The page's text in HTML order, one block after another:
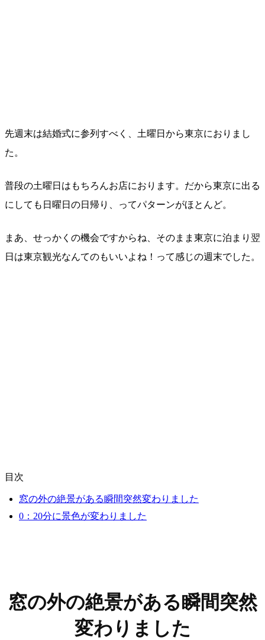
先週末は結婚式に参列すべく、土曜日から東京におりまし
た。
普段の土曜日はもちろんお店におります。だから東京に出る
にしても日曜日の日帰り、ってパターンがほとんど。
まあ、せっかくの機会ですからね、そのまま東京に泊まり翌
日は東京観光なんてのもいいよね！って感じの週末でした。
目次
窓の外の絶景がある瞬間突然変わりました
0：20分に景色が変わりました
窓の外の絶景がある瞬間突然
変わりました